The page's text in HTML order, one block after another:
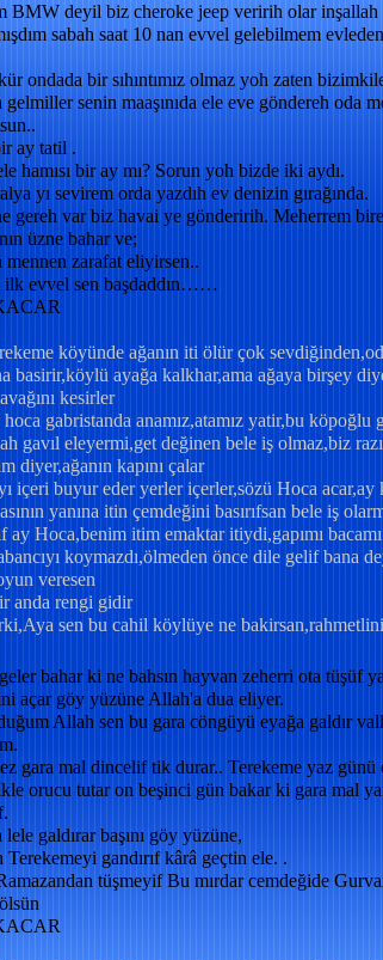
BMW deyil biz cheroke jeep veririh olar inşallah
sabah saat 10 nan evvel gelebilmem
ondada bir sıhıntımız olmaz yoh zaten
gelmiller senin maaşınıda ele eve göndereh oda
ay tatil .
hamısı bir ay mı? Sorun yoh bizde iki aydı.
yı sevirem orda yazdıh ev denizin gırağında.
gereh var biz havai ye gönderirih. Meherrem
üzne bahar ve;
mennen zarafat eliyirsen..
ilk evvel sen başdaddın……
köyünde ağanın iti ölür çok
basirir,köylü ayağa kalkhar,ama ağaya birşey
kesirler
gabristanda anamız,atamız yatir,bu köpoğlu
gavıl eleyermi,get değinen bele iş olmaz,biz
diyer,ağanın kapını çalar
içeri buyur eder yerler içerler,sözü Hoca acar,ay
yanına itin çemdeğini basırıfsan bele iş
ay Hoca,benim itim emaktar itiydi,gapımı
koymazdı,ölmeden önce dile gelif bana
veresen
anda rengi gidir
sen bu cahil köylüye ne
bahar ki ne bahsın hayvan zeherri ota tüşüf
açar göy yüzüne Allah'a dua eliyer.
Allah sen bu gara cöngüyü eyağa galdır
gara mal dincelif tik durar.. Terekeme yaz günü
orucu tutar on beşinci gün bakar ki gara mal
galdırar başını göy yüzüne,
Terekemeyi gandırıf kârâ geçtin ele. .
tüşmeyif Bu mırdar cemdeğide